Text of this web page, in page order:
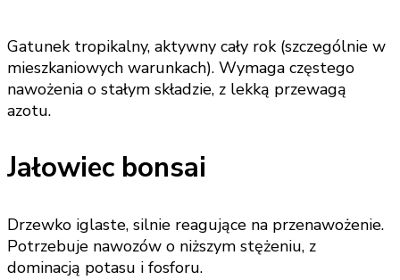
Gatunek tropikalny, aktywny cały rok (szczególnie w
mieszkaniowych warunkach). Wymaga częstego
nawożenia o stałym składzie, z lekką przewagą
azotu.
Jałowiec bonsai
Drzewko iglaste, silnie reagujące na przenawożenie.
Potrzebuje nawozów o niższym stężeniu, z
dominacją potasu i fosforu.